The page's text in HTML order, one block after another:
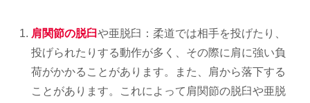
肩関節の脱臼や亜脱臼：柔道では相手を投げたり、
投げられたりする動作が多く、その際に肩に強い負
荷がかかることがあります。また、肩から落下する
ことがあります。これによって肩関節の脱臼や亜脱